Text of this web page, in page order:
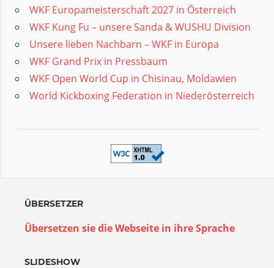
WKF Europameisterschaft 2027 in Österreich
WKF Kung Fu – unsere Sanda & WUSHU Division
Unsere lieben Nachbarn – WKF in Europa
WKF Grand Prix in Pressbaum
WKF Open World Cup in Chisinau, Moldawien
World Kickboxing Federation in Niederösterreich
ÜBERSETZER
Übersetzen sie die Webseite in ihre Sprache
SLIDESHOW